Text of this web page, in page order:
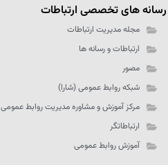
رسانه های تخصصی ارتباطات
مجله مدیریت ارتباطات
ارتباطات و رسانه ها
مصور
شبکه روابط عمومی (شارا)
مرکز آموزش و مشاوره مدیریت روابط عمومی
ارتباطاتگر
آموزش روابط عمومی